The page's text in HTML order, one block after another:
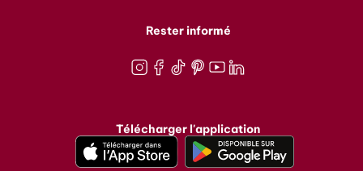
Rester informé
Télécharger l'application